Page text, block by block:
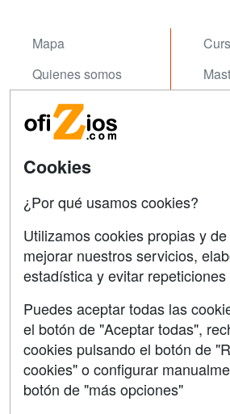
Mapa
Quienes somos
Tarifas publicidad
Acceso Usuarios
Acceso Centros
Contactar
Confidencialidad
Copyleft
Cookies
¿Por qué usamos cookies?
Utilizamos cookies propias y
mejorar nuestros servicios,
estadística y evitar
Puedes aceptar todas las
el botón de "Aceptar todas",
cookies pulsando el botón de
cookies" o configurar
botón de "más opciones"